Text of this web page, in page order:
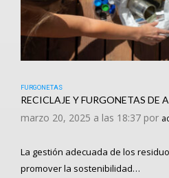
FURGONETAS
RECICLAJE Y FURGONETAS DE
marzo 20, 2025 a las 18:37 por
La gestión adecuada de los
promover la sostenibilidad…